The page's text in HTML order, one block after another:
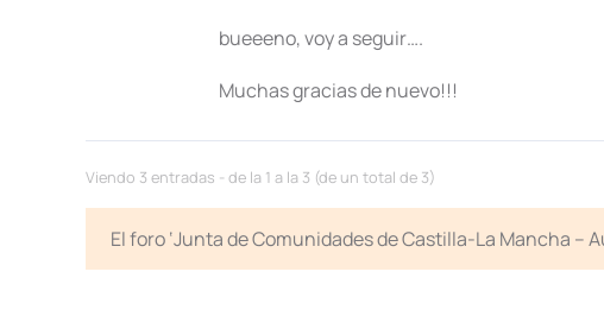
bueeeno, voy a seguir….
Muchas gracias de nuevo!!!
Viendo 3 entradas - de la 1 a la 3 (de un total de 3)
El foro ‘Junta de Comunidades de Castilla-La Mancha